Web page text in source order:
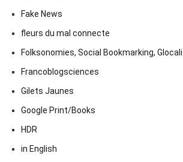
Fake News
fleurs du mal connecte
Folksonomies, Social Bookmarking,
Francoblogsciences
Gilets Jaunes
Google Print/Books
HDR
in English